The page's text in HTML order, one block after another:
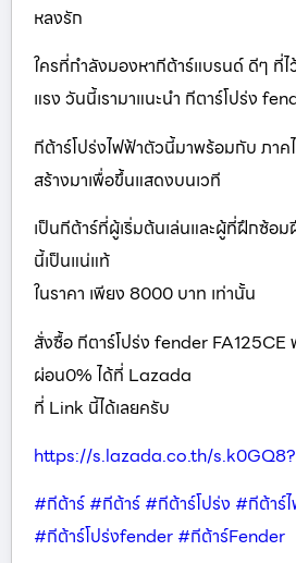
หลงรัก
ใครที่กำลังมองหากีต้าร์แบรนด์ ดีๆ ที่ไ
แรง วันนี้เรามาแนะนำ กีตาร์โปร่ง
กีต้าร์โปร่งไฟฟ้าตัวนี้มาพร้อมกับ ภาค
สร้างมาเพื่อขึ้นแสดงบนเวที
เป็นกีต้าร์ที่ผู้เริ่มต้นเล่นและผู้ที่ฝึกซ้อ
นี้เป็นแน่แท้
ในราคา เพียง 8000 บาท เท่านั้น
สั่งซื้อ กีตาร์โปร่ง fender
ผ่อน0% ได้ที่ Lazada
ที่ Link นี้ได้เลยครับ
https://s.lazada.co.th/
#กีต้าร์ #กีต้าร์ #กีต้าร์โปร่ง #กีต้าร์
#กีต้าร์โปร่งfender #กีต้าร์Fender